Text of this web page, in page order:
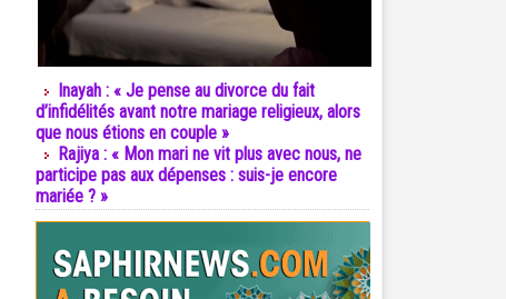
Inayah : « Je pense au divorce du fait
d’infidélités avant notre mariage religieux, alors
que nous étions en couple »
Rajiya : « Mon mari ne vit plus avec nous, ne
participe pas aux dépenses : suis-je encore
mariée ? »